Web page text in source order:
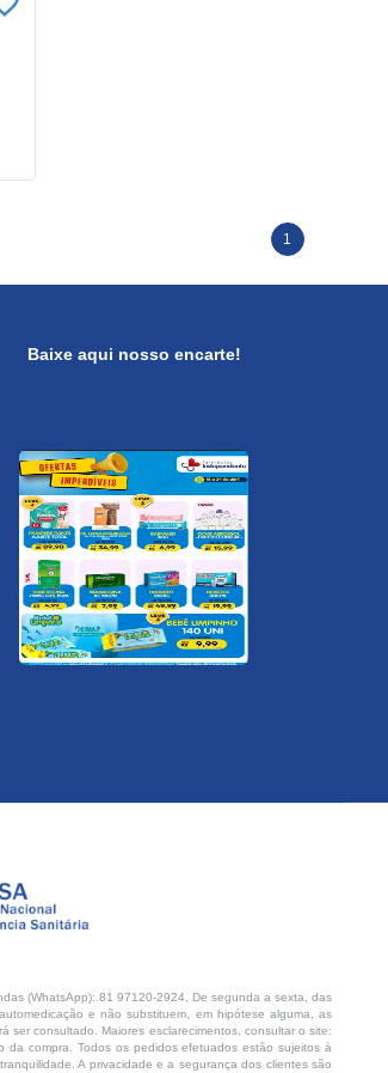
1
Baixe aqui nosso encarte!
(WhatsApp): 81 97120-2924, De segunda a sexta, das
e não substituem, em hipótese alguma, as
ser consultado. Maiores esclarecimentos, consultar o site:
da compra. Todos os pedidos efetuados estão sujeitos à
A privacidade e a segurança dos clientes são